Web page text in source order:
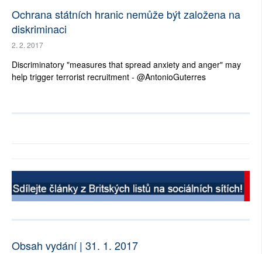
Ochrana státních hranic nemůže být založena na
diskriminaci
2. 2. 2017
Discriminatory "measures that spread anxiety and anger" may
help trigger terrorist recruitment - @AntonioGuterres
Obsah vydání | 31. 1. 2017